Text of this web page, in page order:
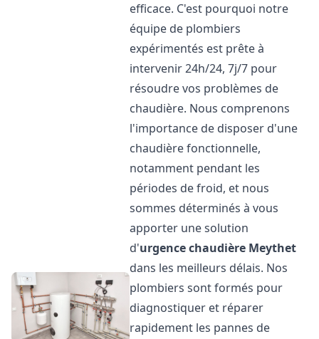
efficace. C'est pourquoi notre
équipe de plombiers
expérimentés est prête à
intervenir 24h/24, 7j/7 pour
résoudre vos problèmes de
chaudière. Nous comprenons
l'importance de disposer d'une
chaudière fonctionnelle,
notamment pendant les
périodes de froid, et nous
sommes déterminés à vous
apporter une solution
d'urgence chaudière Meythet
dans les meilleurs délais. Nos
plombiers sont formés pour
diagnostiquer et réparer
rapidement les pannes de